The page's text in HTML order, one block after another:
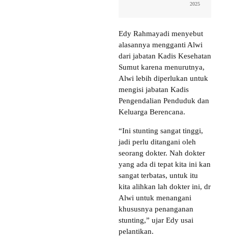
2025
Edy Rahmayadi menyebut
alasannya mengganti Alwi
dari jabatan Kadis Kesehatan
Sumut karena menurutnya,
Alwi lebih diperlukan untuk
mengisi jabatan Kadis
Pengendalian Penduduk dan
Keluarga Berencana.
“Ini stunting sangat tinggi,
jadi perlu ditangani oleh
seorang dokter. Nah dokter
yang ada di tepat kita ini kan
sangat terbatas, untuk itu
kita alihkan lah dokter ini, dr
Alwi untuk menangani
khususnya penanganan
stunting,” ujar Edy usai
pelantikan.